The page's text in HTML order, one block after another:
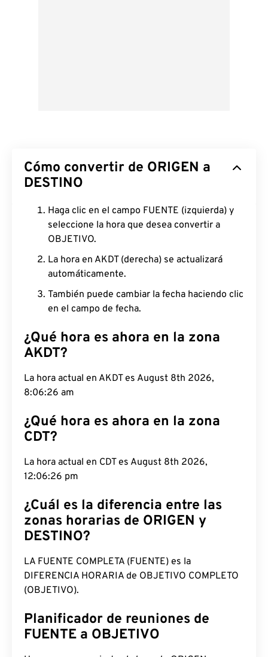
Cómo convertir de ORIGEN a
DESTINO
Haga clic en el campo FUENTE (izquierda) y
seleccione la hora que desea convertir a
OBJETIVO.
La hora en AKDT (derecha) se actualizará
automáticamente.
También puede cambiar la fecha haciendo clic
en el campo de fecha.
¿Qué hora es ahora en la zona
AKDT?
La hora actual en AKDT es August 8th 2026,
8:06:27 am
¿Qué hora es ahora en la zona
CDT?
La hora actual en CDT es August 8th 2026,
12:06:27 pm
¿Cuál es la diferencia entre las
zonas horarias de ORIGEN y
DESTINO?
LA FUENTE COMPLETA (FUENTE) es la
DIFERENCIA HORARIA de OBJETIVO COMPLETO
(OBJETIVO).
Planificador de reuniones de
FUENTE a OBJETIVO